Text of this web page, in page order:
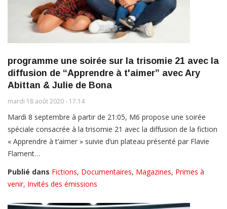
programme une soirée sur la trisomie 21 avec la
diffusion de “Apprendre à t'aimer” avec Ary
Abittan & Julie de Bona
mardi 18 août 2020 - 17:14
Mardi 8 septembre à partir de 21:05, M6 propose une soirée
spéciale consacrée à la trisomie 21 avec la diffusion de la fiction
« Apprendre à t’aimer » suivie d’un plateau présenté par Flavie
Flament…
Publié dans Fictions, Documentaires, Magazines, Primes à
venir, Invités des émissions